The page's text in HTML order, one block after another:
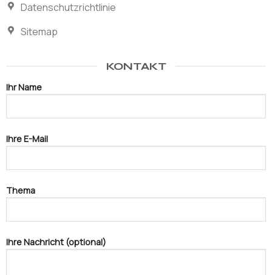
Datenschutzrichtlinie
Sitemap
KONTAKT
Ihr Name
Ihre E-Mail
Thema
Ihre Nachricht (optional)